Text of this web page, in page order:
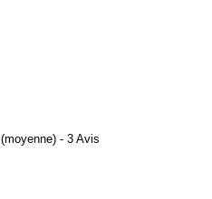
(moyenne) - 3 Avis